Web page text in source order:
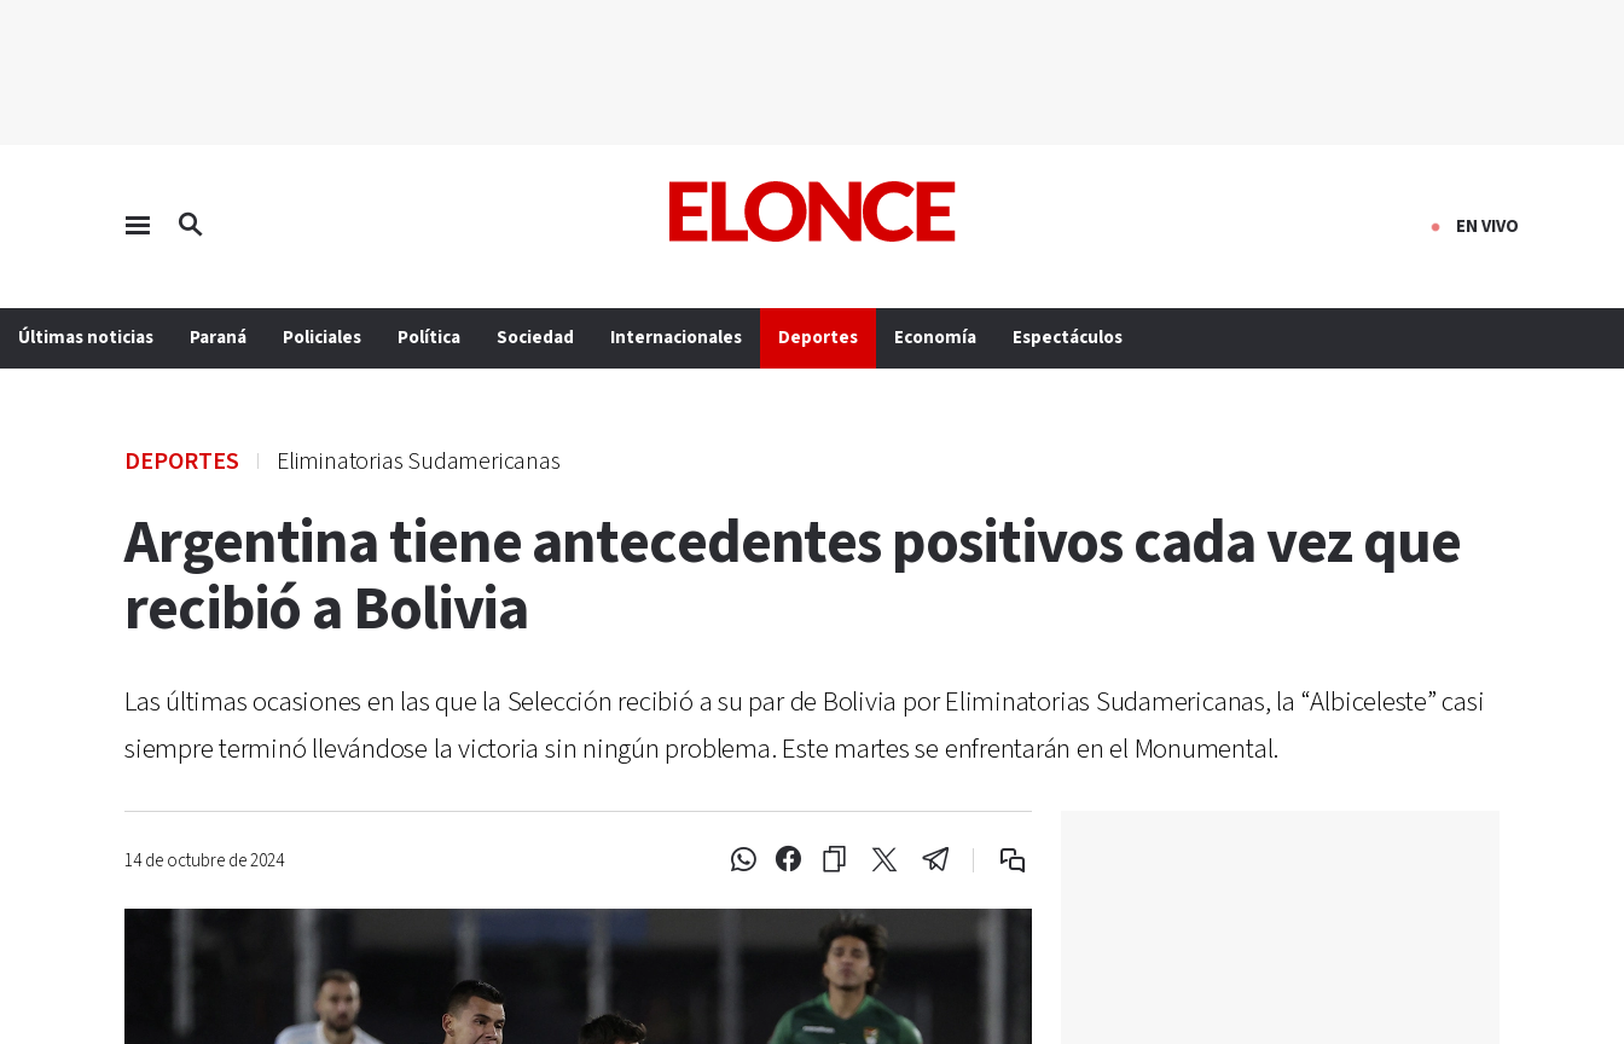
EN VIVO
Últimas noticias Paraná Policiales Política Sociedad Internacionales Deportes Economía Espectáculos
DEPORTES Eliminatorias Sudamericanas
Argentina tiene antecedentes positivos cada vez que
recibió a Bolivia
Las últimas ocasiones en las que la Selección recibió a su par de Bolivia por Eliminatorias Sudamericanas, la “Albiceleste” casi
siempre terminó llevándose la victoria sin ningún problema. Este martes se enfrentarán en el Monumental.
14 de octubre de 2024